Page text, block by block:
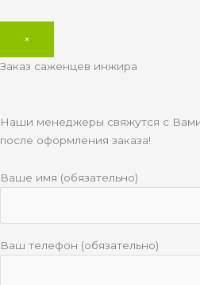
×
Заказ саженцев инжира
Наши менеджеры свяжутся с
после оформления заказа!
Ваше имя (обязательно)
Ваш телефон (обязательно)